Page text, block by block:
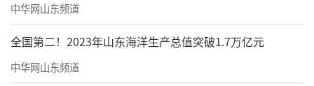
来到极地冰雪世界
看摇摇晃晃的小企鹅探头探脑
中华网山东频道
全国第二！2023年山东海洋生产总值突破1.7万亿元
中华网山东频道